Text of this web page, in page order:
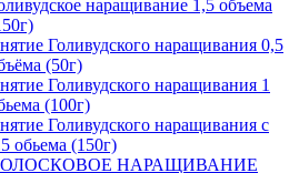
наращивание 1,5 объема
Голивудского наращивания 0,5
(50г)
Голивудского наращивания 1
(100г)
Голивудского наращивания с
обьема (150г)